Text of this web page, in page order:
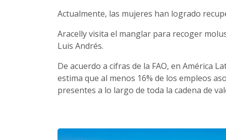
Actualmente, las mujeres han logrado
Aracelly visita el manglar para recoger
Luis Andrés.
De acuerdo a cifras de la FAO, en América
estima que al menos 16% de los empleos
presentes a lo largo de toda la cadena de